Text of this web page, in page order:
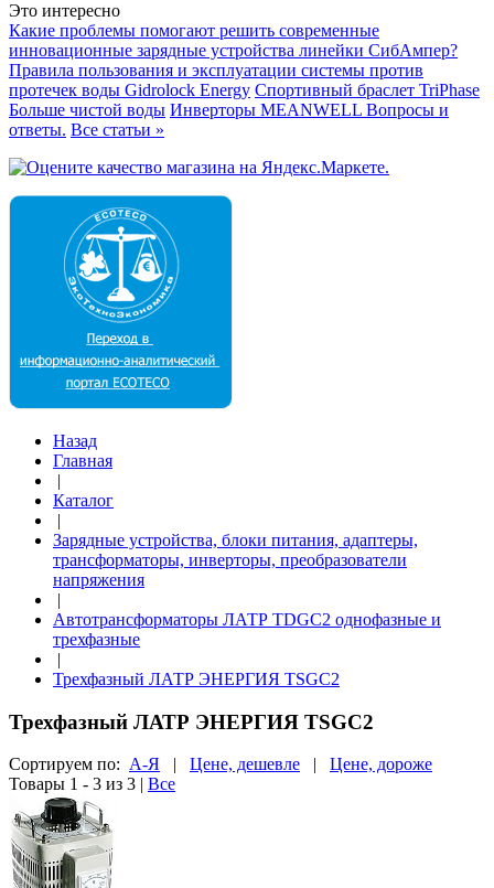
Это интересно
Какие проблемы помогают решить современные
инновационные зарядные устройства линейки СибАмпер?
Правила пользования и эксплуатации системы против
протечек воды Gidrolock Energy Спортивный браслет TriPhase
Больше чистой воды Инверторы MEANWELL Вопросы и
ответы. Все статьи »
Назад
Главная
|
Каталог
|
Зарядные устройства, блоки питания, адаптеры,
трансформаторы, инверторы, преобразователи
напряжения
|
Автотрансформаторы ЛАТР TDGC2 однофазные и
трехфазные
|
Трехфазный ЛАТР ЭНЕРГИЯ TSGC2
Трехфазный ЛАТР ЭНЕРГИЯ TSGC2
Сортируем по: А-Я | Цене, дешевле | Цене, дороже
Товары 1 - 3 из 3 | Все